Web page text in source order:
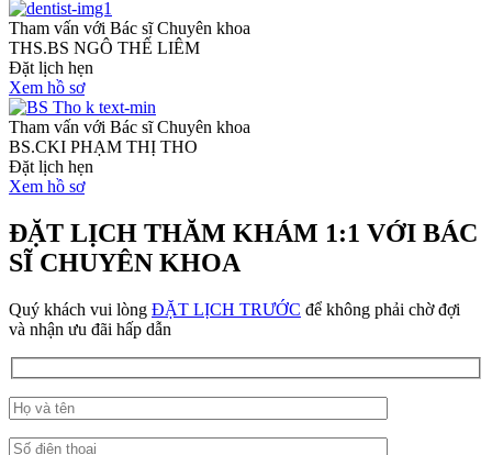
Tham vấn với Bác sĩ Chuyên khoa
THS.BS NGÔ THẾ LIÊM
Đặt lịch hẹn
Xem hồ sơ
Tham vấn với Bác sĩ Chuyên khoa
BS.CKI PHẠM THỊ THO
Đặt lịch hẹn
Xem hồ sơ
ĐẶT LỊCH THĂM KHÁM 1:1 VỚI BÁC
SĨ CHUYÊN KHOA
Quý khách vui lòng ĐẶT LỊCH TRƯỚC để không phải chờ đợi
và nhận ưu đãi hấp dẫn